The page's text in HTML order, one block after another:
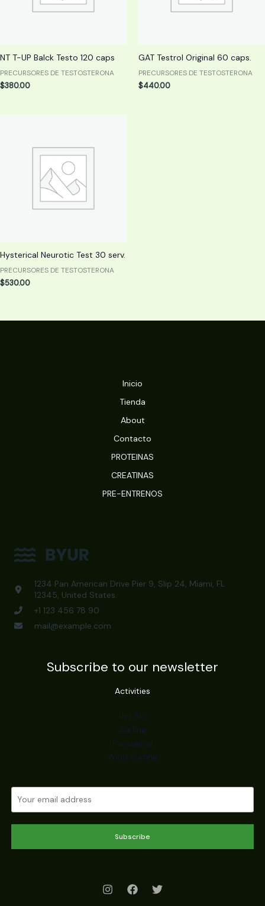
NT T-UP Balck Testo 120 caps
PRECURSORES DE TESTOSTERONA
$380.00
GAT Testrol Original 60 caps.
PRECURSORES DE TESTOSTERONA
$440.00
Hysterical Neurotic Test 30 serv.
PRECURSORES DE TESTOSTERONA
$530.00
Inicio
Tienda
About
Contacto
PROTEINAS
CREATINAS
PRE-ENTRENOS
1234 Pan American Drive Pier 9, Slip 24, Miami, FL
12345, United States.
+1 123 456 78 90
mail@example.com
Subscribe to our newsletter
Activities
Jet Ski
Surfing
Parasailing
Wind Surfing
Subscribe